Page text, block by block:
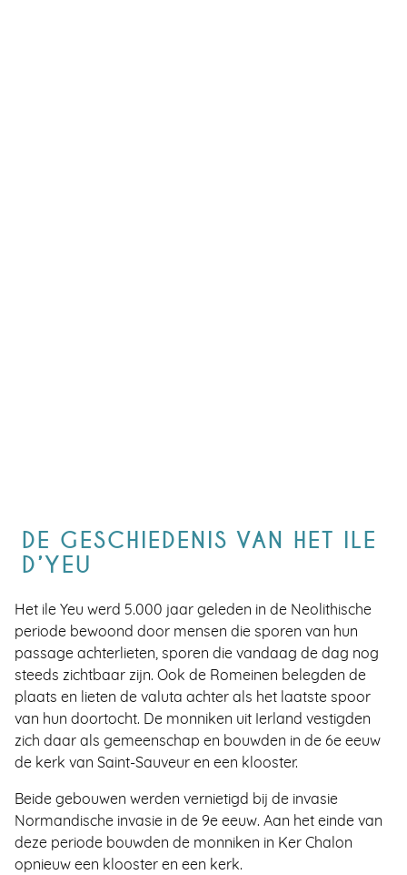
DE GESCHIEDENIS VAN HET ILE
D’YEU
Het ile Yeu werd 5.000 jaar geleden in de Neolithische
periode bewoond door mensen die sporen van hun
passage achterlieten, sporen die vandaag de dag nog
steeds zichtbaar zijn. Ook de Romeinen belegden de
plaats en lieten de valuta achter als het laatste spoor
van hun doortocht. De monniken uit Ierland vestigden
zich daar als gemeenschap en bouwden in de 6e eeuw
de kerk van Saint-Sauveur en een klooster.
Beide gebouwen werden vernietigd bij de invasie
Normandische invasie in de 9e eeuw. Aan het einde van
deze periode bouwden de monniken in Ker Chalon
opnieuw een klooster en een kerk.